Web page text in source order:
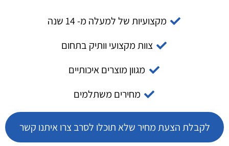
מקצועיות של למעלה מ- 14 שנה
צוות מקצועי וותיק בתחום
מגוון מוצרים איכותיים
מחירים משתלמים
לקבלת הצעת מחיר שלא תוכלו לסרב צרו איתנו קשר